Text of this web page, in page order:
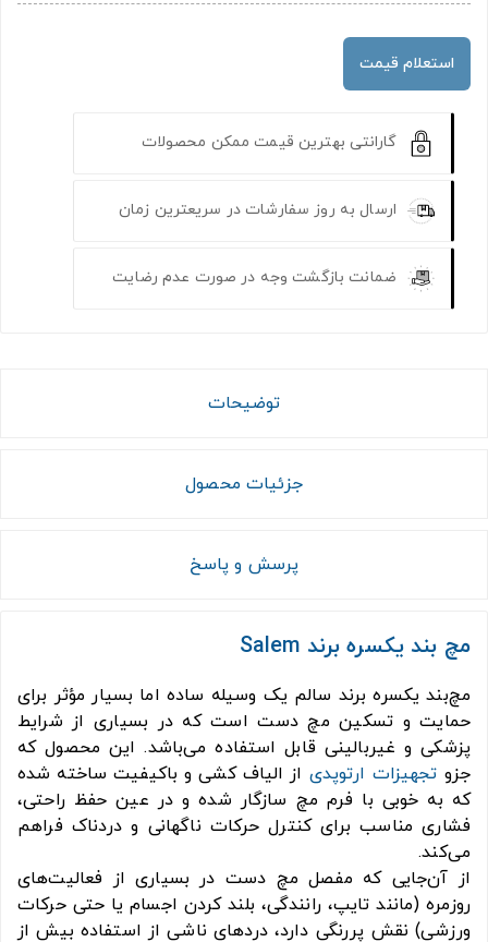
استعلام قیمت
گارانتی بهترین قیمت ممکن محصولات
ارسال به روز سفارشات در سریعترین زمان
ضمانت بازگشت وجه در صورت عدم رضایت
توضیحات
جزئیات محصول
پرسش و پاسخ
مچ بند يكسره برند Salem
مچ‌بند یکسره برند سالم یک وسیله ساده اما بسیار مؤثر برای
حمایت و تسکین مچ دست است که در بسیاری از شرایط
پزشکی و غیربالینی قابل استفاده می‌باشد. این محصول که
جزو تجهیزات ارتوپدی از الیاف کشی و باکیفیت ساخته شده
که به خوبی با فرم مچ سازگار شده و در عین حفظ راحتی،
فشاری مناسب برای کنترل حرکات ناگهانی و دردناک فراهم
می‌کند.
از آن‌جایی‌ که مفصل مچ دست در بسیاری از فعالیت‌های
روزمره (مانند تایپ، رانندگی، بلند کردن اجسام یا حتی حرکات
ورزشی) نقش پررنگی دارد، دردهای ناشی از استفاده بیش از